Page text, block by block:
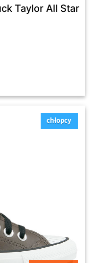
Taylor All Star
chłopcy